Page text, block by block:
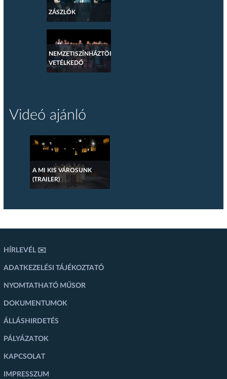
ZÁSZLÓK
NEMZETISZÍNHÁZTÖRTÉNETI
VETÉLKEDŐ
Videó ajánló
A MI KIS VÁROSUNK
(TRAILER)
HÍRLEVÉL ✉️
ADATKEZELÉSI TÁJÉKOZTATÓ
NYOMTATHATÓ MŰSOR
DOKUMENTUMOK
ÁLLÁSHIRDETÉS
PÁLYÁZATOK
KAPCSOLAT
IMPRESSZUM